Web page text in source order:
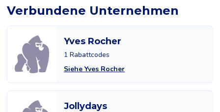
Verbundene Unternehmen
Yves Rocher
1 Rabattcodes
Siehe Yves Rocher
Jollydays